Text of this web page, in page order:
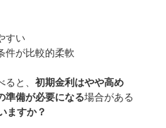
すい
件が比較的柔軟
と、 初期金利はやや高め
準備が必要になる場合がある
ますか？